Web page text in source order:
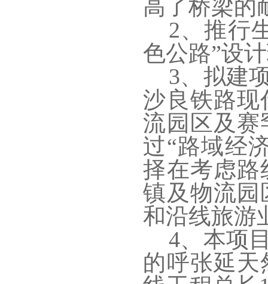
高了桥梁的
2、推行
色公路”设
3、拟建
沙良铁路现
流园区及赛
过“路域经
择在考虑路
镇及物流园
和沿线旅游
4、本项
的呼张延